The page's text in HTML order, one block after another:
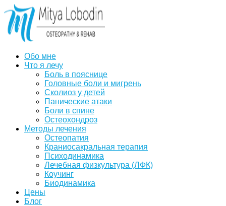
Обо мне
Что я лечу
Боль в пояснице
Головные боли и мигрень
Сколиоз у детей
Панические атаки
Боли в спине
Остеохондроз
Методы лечения
Остеопатия
Краниосакральная терапия
Психодинамика
Лечебная физкультура (ЛФК)
Коучинг
Биодинамика
Цены
Блог